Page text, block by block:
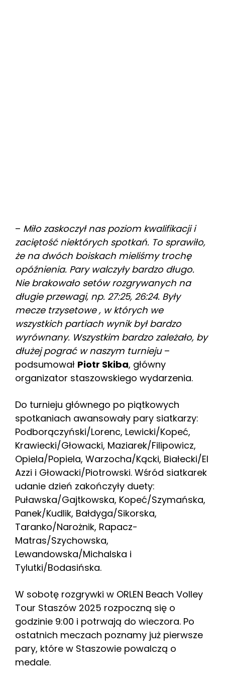
– Miło zaskoczył nas poziom kwalifikacji i
zaciętość niektórych spotkań. To sprawiło,
że na dwóch boiskach mieliśmy trochę
opóźnienia. Pary walczyły bardzo długo.
Nie brakowało setów rozgrywanych na
długie przewagi, np. 27:25, 26:24. Były
mecze trzysetowe , w których we
wszystkich partiach wynik był bardzo
wyrównany. Wszystkim bardzo zależało, by
dłużej pograć w naszym turnieju –
podsumował Piotr Skiba, główny
organizator staszowskiego wydarzenia.
Do turnieju głównego po piątkowych
spotkaniach awansowały pary siatkarzy:
Podborączyński/Lorenc, Lewicki/Kopeć,
Krawiecki/Głowacki, Maziarek/Filipowicz,
Opiela/Popiela, Warzocha/Kącki, Białecki/El
Azzi i Głowacki/Piotrowski. Wśród siatkarek
udanie dzień zakończyły duety:
Puławska/Gajtkowska, Kopeć/Szymańska,
Panek/Kudlik, Bałdyga/Sikorska,
Taranko/Narożnik, Rapacz-
Matras/Szychowska,
Lewandowska/Michalska i
Tylutki/Bodasińska.
W sobotę rozgrywki w ORLEN Beach Volley
Tour Staszów 2025 rozpoczną się o
godzinie 9:00 i potrwają do wieczora. Po
ostatnich meczach poznamy już pierwsze
pary, które w Staszowie powalczą o
medale.